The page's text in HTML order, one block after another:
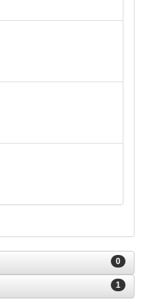
0
1